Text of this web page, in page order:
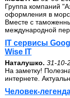
Группа компаний
оформления в
Вместе с
международной
IT сервисы
Wise IT
Наталушко. 31-10-
На заметку!
интернете.
Человек-